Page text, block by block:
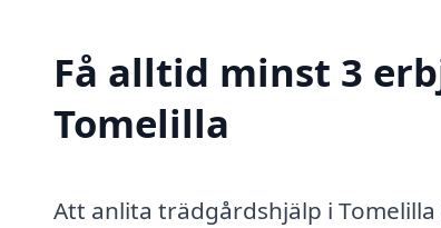
Få alltid minst 3
Tomelilla
Att anlita trädgårdshjälp i